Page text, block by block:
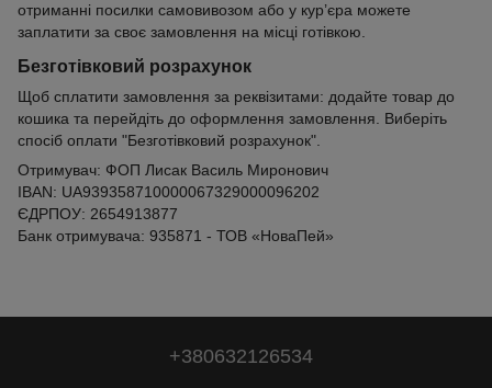
отриманні посилки самовивозом або у кур’єра можете
заплатити за своє замовлення на місці готівкою.
Безготівковий розрахунок
Щоб сплатити замовлення за реквізитами: додайте товар до
кошика та перейдіть до оформлення замовлення. Виберіть
спосіб оплати "Безготівковий розрахунок".
Отримувач: ФОП Лисак Василь Миронович
IBAN: UA939358710000067329000096202
ЄДРПОУ: 2654913877
Банк отримувача: 935871 - ТОВ «НоваПей»
+380632126534